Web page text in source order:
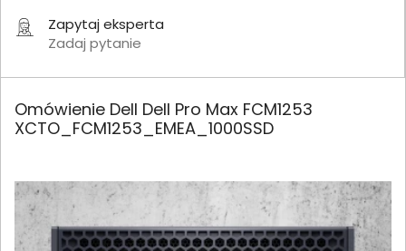
Zapytaj eksperta
Zadaj pytanie
Omówienie Dell Dell Pro Max FCM1253
XCTO_FCM1253_EMEA_1000SSD